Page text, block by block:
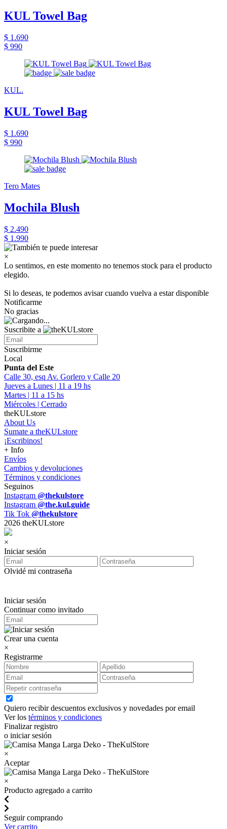
KUL Towel Bag
$ 1.690
$ 990
KUL.
KUL Towel Bag
$ 1.690
$ 990
Tero Mates
Mochila Blush
$ 2.490
$ 1.990
×
Lo sentimos, en este momento no tenemos stock para el producto
elegido.
Si lo deseas, te podemos avisar cuando vuelva a estar disponible
Notificarme
No gracias
Suscribite a
Suscribirme
Local
Punta del Este
Calle 30, esq Av. Gorlero y Calle 20
Jueves a Lunes | 11 a 19 hs
Martes | 11 a 15 hs
Miércoles | Cerrado
theKULstore
About Us
Sumate a theKULstore
¡Escribinos!
+ Info
Envíos
Cambios y devoluciones
Términos y condiciones
Seguinos
Instagram @thekulstore
Instagram @the.kul.guide
Tik Tok @thekulstore
2026 theKULstore
×
Iniciar sesión
Olvidé mi contraseña
Iniciar sesión
Continuar como invitado
Crear una cuenta
×
Registrarme
Quiero recibir descuentos exclusivos y novedades por email
Ver los términos y condiciones
Finalizar registro
o iniciar sesión
×
Aceptar
×
Producto agregado a carrito
Seguir comprando
Ver carrito